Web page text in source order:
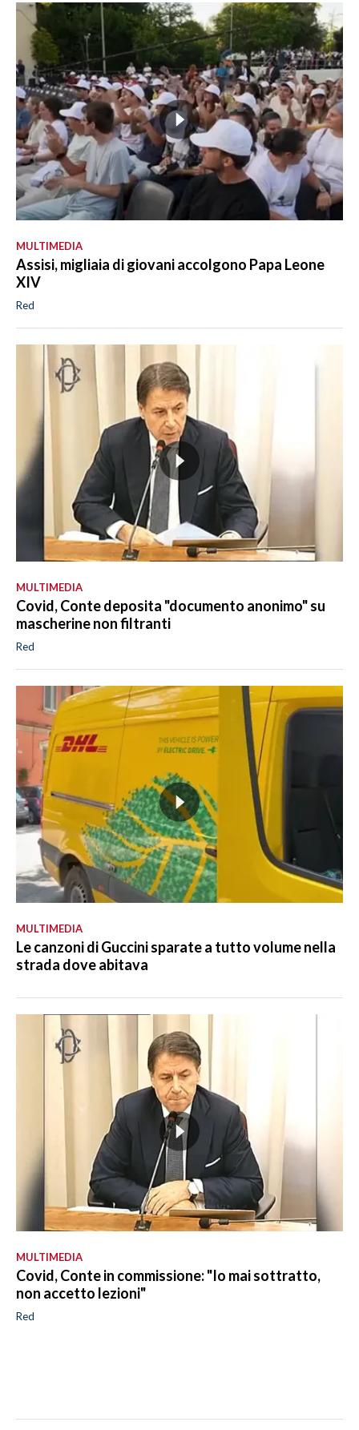
MULTIMEDIA
Assisi, migliaia di giovani accolgono Papa Leone
XIV
Red
MULTIMEDIA
Covid, Conte deposita "documento anonimo" su
mascherine non filtranti
Red
MULTIMEDIA
Le canzoni di Guccini sparate a tutto volume nella
strada dove abitava
MULTIMEDIA
Covid, Conte in commissione: "Io mai sottratto,
non accetto lezioni"
Red